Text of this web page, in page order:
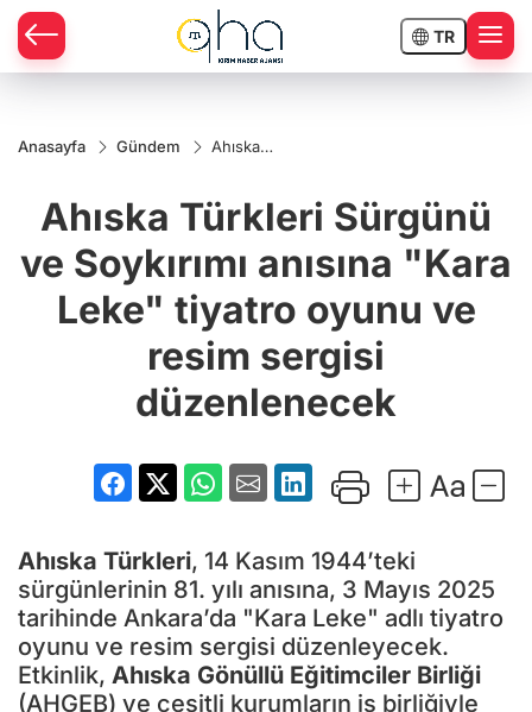
TR
Anasayfa Gündem
Ahıska
Soykırımı
anısına "Kara
oyunu ve
resim sergisi
düzenlenecek
Ahıska Türkleri Sürgünü
ve Soykırımı anısına "Kara
Leke" tiyatro oyunu ve
resim sergisi
düzenlenecek
Ahıska Türkleri, 14 Kasım 1944’teki
sürgünlerinin 81. yılı anısına, 3 Mayıs 2025
tarihinde Ankara’da "Kara Leke" adlı tiyatro
oyunu ve resim sergisi düzenleyecek.
Etkinlik, Ahıska Gönüllü Eğitimciler Birliği
(AHGEB) ve çeşitli kurumların iş birliğiyle